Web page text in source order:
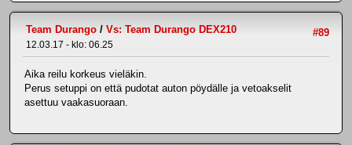
#89
Team Durango / Vs: Team Durango DEX210
12.03.17 - klo: 06.25
Aika reilu korkeus vieläkin.
Perus setuppi on että pudotat auton pöydälle ja vetoakselit
asettuu vaakasuoraan.